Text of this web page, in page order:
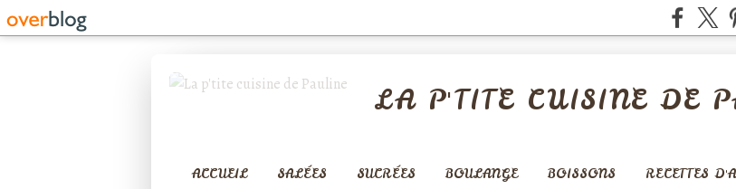
LA P'TITE CUISINE DE
ACCUEIL SALÉES SUCRÉES BOULANGE BOISSONS RECETTES